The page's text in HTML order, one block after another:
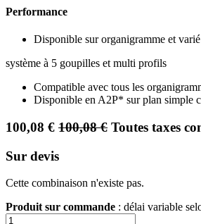
Performance
Disponible sur organigramme et
système à 5 goupilles et multi profils
Compatible avec tous les
Disponible en A2P* sur plan simple
100,08 € 100,08€ Toutes taxes
Sur devis
Cette combinaison n'existe pas.
Produit sur commande : délai variable